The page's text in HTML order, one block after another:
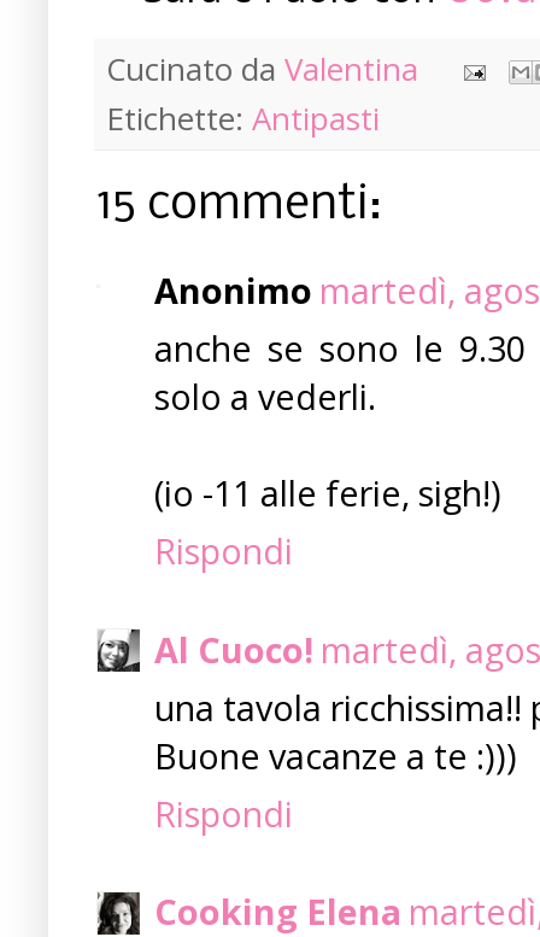
Cucinato da Valentina
Etichette: Antipasti
15 commenti:
Anonimo martedì,
anche se sono le
solo a vederli.
(io -11 alle ferie, sigh!)
Rispondi
Al Cuoco! martedì,
una tavola
Buone vacanze a te :)))
Rispondi
Cooking Elena